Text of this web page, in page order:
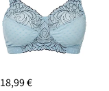
18,99 €